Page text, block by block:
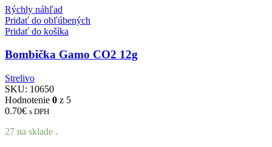
Rýchly náhľad
Pridať do obľúbených
Pridať do košíka
Bombička Gamo CO2 12g
Strelivo
SKU: 10650
Hodnotenie 0 z 5
0.70€ s DPH
27 na sklade .